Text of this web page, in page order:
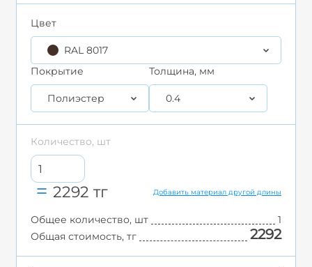
Цвет
RAL 8017
Покрытие
Полиэстер
Толщина, мм
0.4
Количество, шт
2292 тг Добавить материал другой длины
Общее количество, шт
1
Общая стоимость, тг
2292